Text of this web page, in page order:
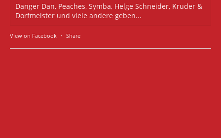
Danger Dan, Peaches, Symba, Helge Schneider, Kruder &
Dorfmeister und viele andere geben...
View on Facebook · Share